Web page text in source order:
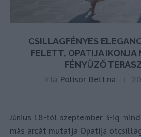
CSILLAGFÉNYES
FELETT, OPATIJA IKONJA
FÉNYŰZŐ
írta Polisor Bettina
Június 18-tól szeptember 3-ig
más arcát mutatja Opatija